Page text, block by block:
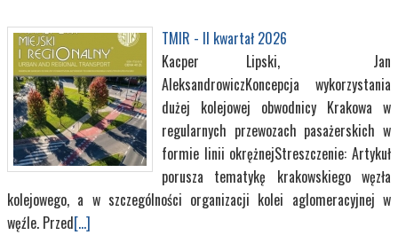
TMIR - II kwartał 2026
Kacper Lipski, Jan
AleksandrowiczKoncepcja wykorzystania
dużej kolejowej obwodnicy Krakowa w
regularnych przewozach pasażerskich w
formie linii okrężnejStreszczenie: Artykuł
porusza tematykę krakowskiego węzła
kolejowego, a w szczególności organizacji kolei aglomeracyjnej w
węźle. Przed[...]